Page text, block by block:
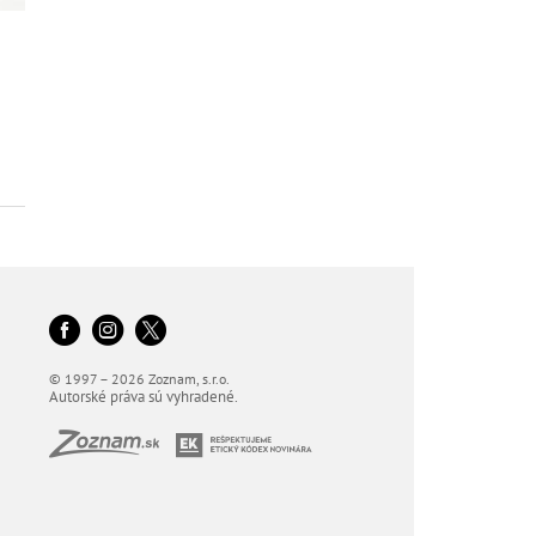
© 1997 – 2026 Zoznam, s.r.o.
Autorské práva sú vyhradené.